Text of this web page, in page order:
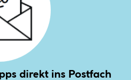
direkt ins Postfach